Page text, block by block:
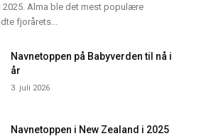
2025. Alma ble det mest populære
fjorårets...
Navnetoppen på Babyverden til nå i
år
3. juli 2026
Navnetoppen i New Zealand i 2025